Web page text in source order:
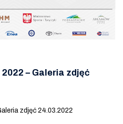
2022 – Galeria zdjęć
zdjęć 24.03.2022